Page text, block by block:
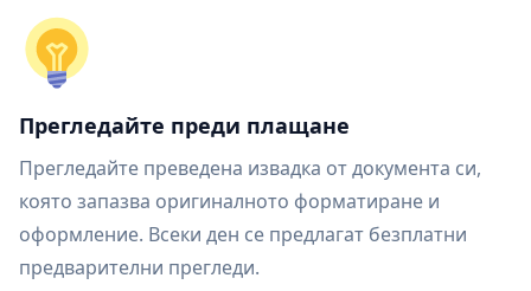
Прегледайте преди плащане
Прегледайте преведена извадка от документа си,
която запазва оригиналното форматиране и
оформление. Всеки ден се предлагат безплатни
предварителни прегледи.